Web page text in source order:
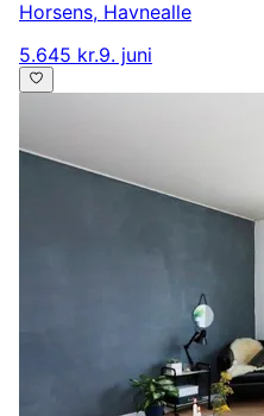
Horsens, Havnealle
5.645 kr.9. juni